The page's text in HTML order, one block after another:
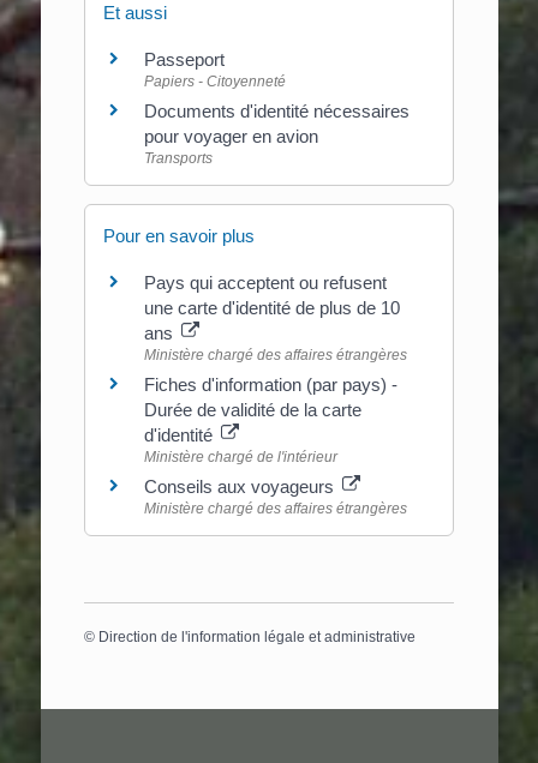
Et aussi
Passeport
Papiers - Citoyenneté
Documents d'identité nécessaires
pour voyager en avion
Transports
Pour en savoir plus
Pays qui acceptent ou refusent
une carte d'identité de plus de 10
ans
Ministère chargé des affaires étrangères
Fiches d'information (par pays) -
Durée de validité de la carte
d'identité
Ministère chargé de l'intérieur
Conseils aux voyageurs
Ministère chargé des affaires étrangères
© Direction de l'information légale et administrative